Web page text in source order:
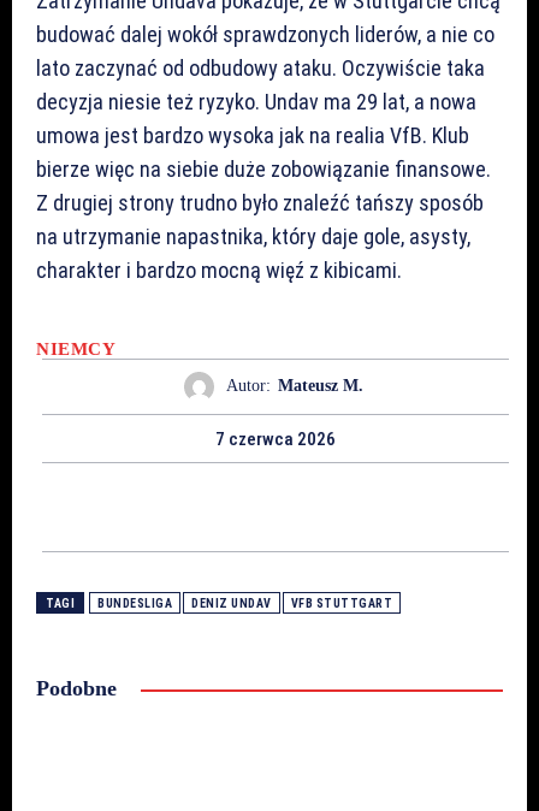
budować dalej wokół sprawdzonych liderów, a nie co
lato zaczynać od odbudowy ataku. Oczywiście taka
decyzja niesie też ryzyko. Undav ma 29 lat, a nowa
umowa jest bardzo wysoka jak na realia VfB. Klub
bierze więc na siebie duże zobowiązanie finansowe.
Z drugiej strony trudno było znaleźć tańszy sposób
na utrzymanie napastnika, który daje gole, asysty,
charakter i bardzo mocną więź z kibicami.
NIEMCY
Autor: Mateusz M.
7 czerwca 2026
TAGI BUNDESLIGA DENIZ UNDAV VFB STUTTGART
Podobne